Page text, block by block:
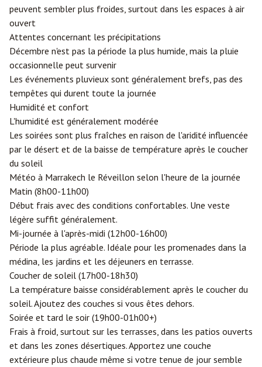
peuvent sembler plus froides, surtout dans les espaces à air
ouvert
Attentes concernant les précipitations
Décembre n'est pas la période la plus humide, mais la pluie
occasionnelle peut survenir
Les événements pluvieux sont généralement brefs, pas des
tempêtes qui durent toute la journée
Humidité et confort
L'humidité est généralement modérée
Les soirées sont plus fraîches en raison de l'aridité influencée
par le désert et de la baisse de température après le coucher
du soleil
Météo à Marrakech le Réveillon selon l'heure de la journée
Matin (8h00-11h00)
Début frais avec des conditions confortables. Une veste
légère suffit généralement.
Mi-journée à l'après-midi (12h00-16h00)
Période la plus agréable. Idéale pour les promenades dans la
médina, les jardins et les déjeuners en terrasse.
Coucher de soleil (17h00-18h30)
La température baisse considérablement après le coucher du
soleil. Ajoutez des couches si vous êtes dehors.
Soirée et tard le soir (19h00-01h00+)
Frais à froid, surtout sur les terrasses, dans les patios ouverts
et dans les zones désertiques. Apportez une couche
extérieure plus chaude même si votre tenue de jour semble